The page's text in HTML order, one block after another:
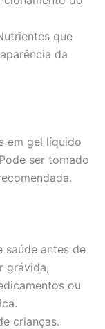
que
da
em gel líquido
ser tomado
saúde antes de
grávida,
ou
crianças.